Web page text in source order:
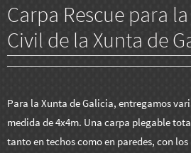
Carpa Rescue para
Civil de la Xunta de
Para la Xunta de Galicia, entregamos
medida de 4x4m. Una carpa plegable
tanto en techos como en paredes, con